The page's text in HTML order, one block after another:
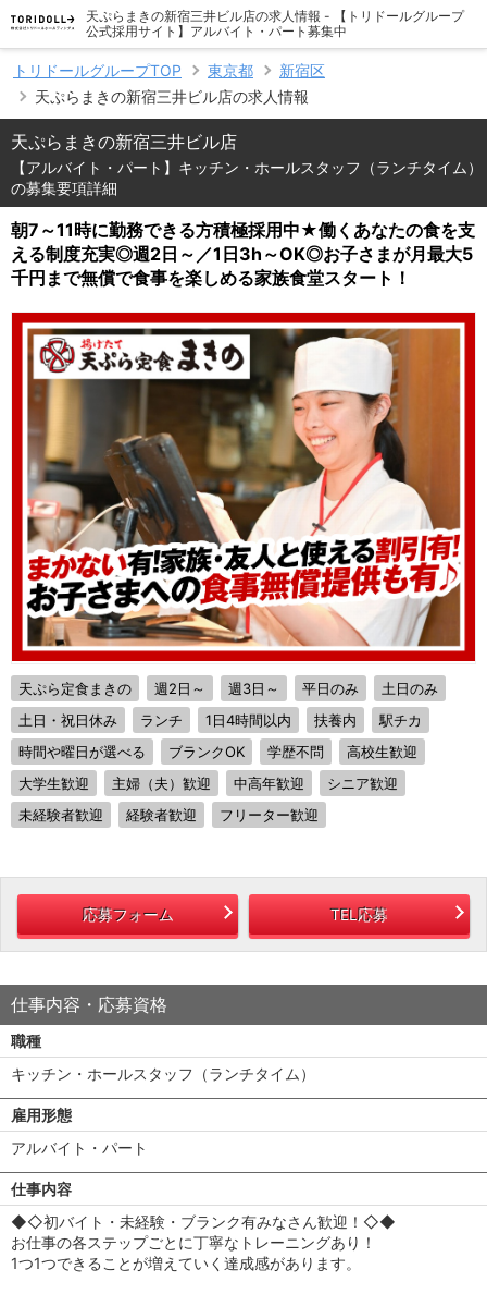
天ぷらまきの新宿三井ビル店の求人情報 - 【トリドールグループ
公式採用サイト】アルバイト・パート募集中
トリドールグループTOP 東京都
新宿区
天ぷらまきの新宿三井ビル店の求人情報
天ぷらまきの新宿三井ビル店
【アルバイト・パート】キッチン・ホールスタッフ（ランチタイム）
の募集要項詳細
朝7～11時に勤務できる方積極採用中★働くあなたの食を支
える制度充実◎週2日～／1日3h～OK◎お子さまが月最大5
千円まで無償で食事を楽しめる家族食堂スタート！
天ぷら定食まきの 週2日～ 週3日～ 平日のみ
土日のみ
土日・祝日休み
ランチ 1日4時間以内 扶養内
駅チカ
時間や曜日が選べる
ブランクOK 学歴不問
高校生歓迎
大学生歓迎
主婦（夫）歓迎 中高年歓迎
シニア歓迎
未経験者歓迎
経験者歓迎 フリーター歓迎
応募フォーム TEL応募
仕事内容・応募資格
職種
キッチン・ホールスタッフ（ランチタイム）
雇用形態
アルバイト・パート
仕事内容
◆◇初バイト・未経験・ブランク有みなさん歓迎！◇◆
お仕事の各ステップごとに丁寧なトレーニングあり！
1つ1つできることが増えていく達成感があります。